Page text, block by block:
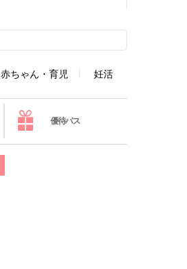
赤ちゃん・育児 妊活
優待パス